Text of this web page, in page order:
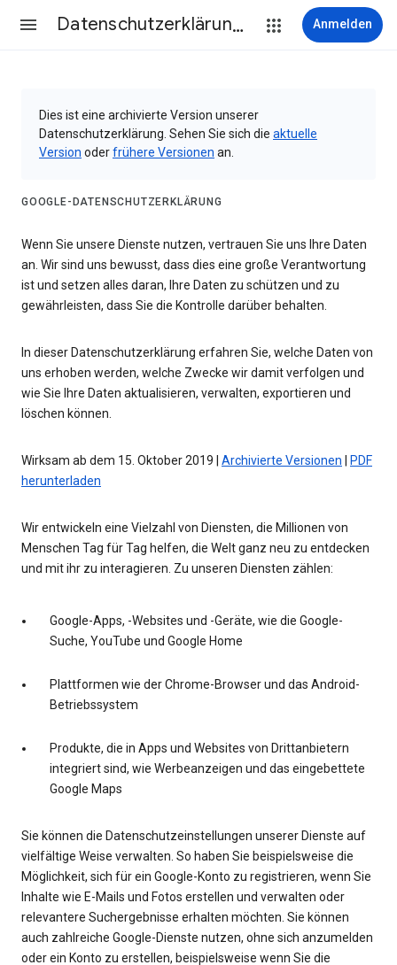
Datenschutzerklärung & Nutzungsbedingungen Anmelden
Dies ist eine archivierte Version unserer
Datenschutzerklärung. Sehen Sie sich die aktuelle
Version oderfrühere Versionen an.
GOOGLE-DATENSCHUTZERKLÄRUNG
Wenn Sie unsere Dienste nutzen, vertrauen Sie uns Ihre Daten
an. Wir sind uns bewusst, dass dies eine große Verantwortung
ist und setzen alles daran, Ihre Daten zu schützen und zu
gewährleisten, dass Sie die Kontrolle darüber behalten.
In dieser Datenschutzerklärung erfahren Sie, welche Daten von
uns erhoben werden, welche Zwecke wir damit verfolgen und
wie Sie Ihre Daten aktualisieren, verwalten, exportieren und
löschen können.
Wirksam ab dem 15. Oktober 2019 | Archivierte Versionen
PDF
herunterladen
Wir entwickeln eine Vielzahl von Diensten, die Millionen von
Menschen Tag für Tag helfen, die Welt ganz neu zu entdecken
und mit ihr zu interagieren. Zu unseren Diensten zählen:
Google-Apps, -Websites und -Geräte, wie die Google-
Suche, YouTube und Google Home
Plattformen wie der Chrome-Browser und das Android-
Betriebssystem
Produkte, die in Apps und Websites von Drittanbietern
integriert sind, wie Werbeanzeigen und das eingebettete
Google Maps
Sie können die Datenschutzeinstellungen unserer Dienste auf
vielfältige Weise verwalten. So haben Sie beispielsweise die
Möglichkeit, sich für ein Google-Konto zu registrieren, wenn Sie
Inhalte wie E-Mails und Fotos erstellen und verwalten oder
relevantere Suchergebnisse erhalten möchten. Sie können
auch zahlreiche Google-Dienste nutzen, ohne sich anzumelden
oder ein Konto zu erstellen, beispielsweise wenn Sie die